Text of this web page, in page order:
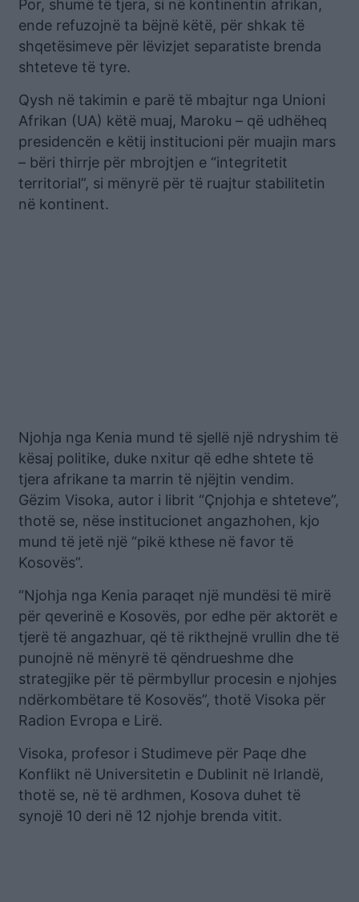
Por, shumë të tjera, si në kontinentin afrikan,
ende refuzojnë ta bëjnë këtë, për shkak të
shqetësimeve për lëvizjet separatiste brenda
shteteve të tyre.
Qysh në takimin e parë të mbajtur nga Unioni
Afrikan (UA) këtë muaj, Maroku – që udhëheq
presidencën e këtij institucioni për muajin mars
– bëri thirrje për mbrojtjen e “integritetit
territorial”, si mënyrë për të ruajtur stabilitetin
në kontinent.
Njohja nga Kenia mund të sjellë një ndryshim të
kësaj politike, duke nxitur që edhe shtete të
tjera afrikane ta marrin të njëjtin vendim.
Gëzim Visoka, autor i librit “Çnjohja e shteteve”,
thotë se, nëse institucionet angazhohen, kjo
mund të jetë një “pikë kthese në favor të
Kosovës”.
“Njohja nga Kenia paraqet një mundësi të mirë
për qeverinë e Kosovës, por edhe për aktorët e
tjerë të angazhuar, që të rikthejnë vrullin dhe të
punojnë në mënyrë të qëndrueshme dhe
strategjike për të përmbyllur procesin e njohjes
ndërkombëtare të Kosovës”, thotë Visoka për
Radion Evropa e Lirë.
Visoka, profesor i Studimeve për Paqe dhe
Konflikt në Universitetin e Dublinit në Irlandë,
thotë se, në të ardhmen, Kosova duhet të
synojë 10 deri në 12 njohje brenda vitit.